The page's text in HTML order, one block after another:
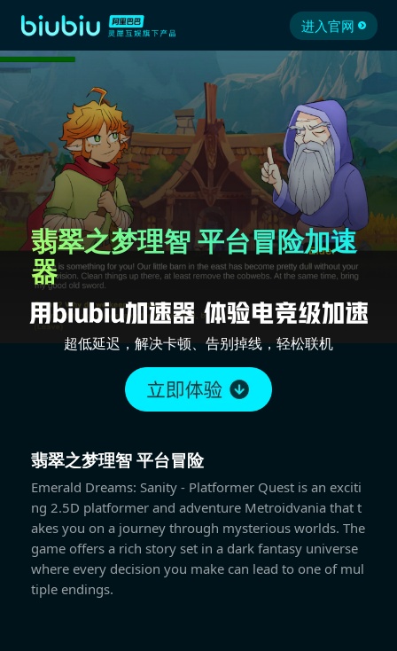
进入官网
翡翠之梦理智 平台冒险加速
器
超低延迟，解决卡顿、告别掉线，轻松联机
翡翠之梦理智 平台冒险
Emerald Dreams: Sanity - Platformer Quest is an exciti
ng 2.5D platformer and adventure Metroidvania that t
akes you on a journey through mysterious worlds. The
game offers a rich story set in a dark fantasy universe
where every decision you make can lead to one of mul
tiple endings.